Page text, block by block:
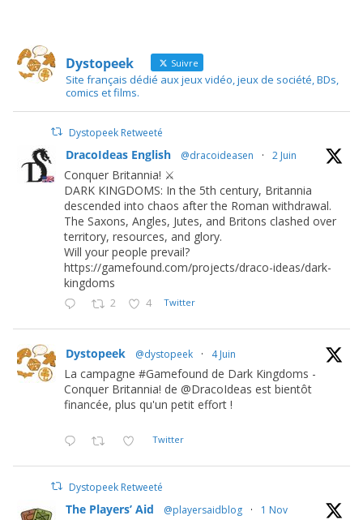
Dystopeek Suivre
Site français dédié aux jeux vidéo, jeux de société, BDs,
comics et films.
Dystopeek Retweeté
DracoIdeas English @dracoideasen · 2 Juin
Conquer Britannia! ⚔️
DARK KINGDOMS: In the 5th century, Britannia
descended into chaos after the Roman withdrawal.
The Saxons, Angles, Jutes, and Britons clashed over
territory, resources, and glory.
Will your people prevail?
https://gamefound.com/projects/draco-ideas/dark-
kingdoms
2 4 Twitter
Dystopeek @dystopeek · 4 Juin
La campagne #Gamefound de Dark Kingdoms -
Conquer Britannia! de @DracoIdeas est bientôt
financée, plus qu'un petit effort !
Twitter
Dystopeek Retweeté
The Players’ Aid @playersaidblog · 1 Nov